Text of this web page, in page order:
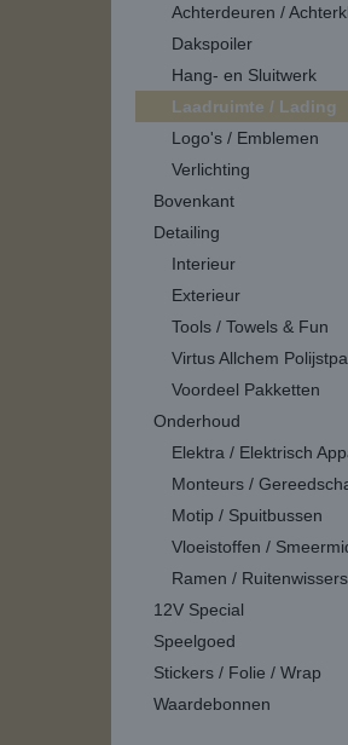
Achterdeuren /
Dakspoiler
Hang- en Sluitwerk
Laadruimte / Lading
Logo's / Emblemen
Verlichting
Bovenkant
Detailing
Interieur
Exterieur
Tools / Towels & Fun
Virtus Allchem
Voordeel Pakketten
Onderhoud
Elektra / Elektrisch
Monteurs /
Motip / Spuitbussen
Vloeistoffen /
Ramen / Ruitenwissers
12V Special
Speelgoed
Stickers / Folie / Wrap
Waardebonnen